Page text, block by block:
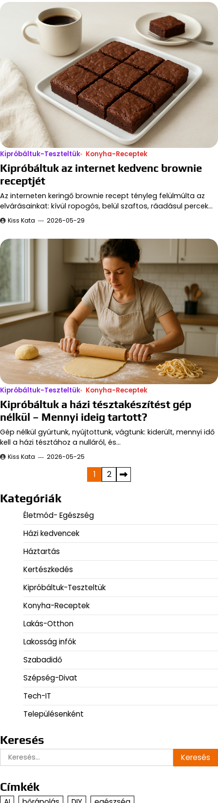
Kipróbáltuk-Teszteltük Konyha-Receptek
Kipróbáltuk az internet kedvenc brownie
receptjét
Az interneten keringő brownie recept tényleg felülmúlta az
elvárásainkat: kívül ropogós, belül szaftos, ráadásul percek…
Kiss Kata 2026-05-29
Kipróbáltuk-Teszteltük Konyha-Receptek
Kipróbáltuk a házi tésztakészítést gép
nélkül – Mennyi ideig tartott?
Gép nélkül gyúrtunk, nyújtottunk, vágtunk: kiderült, mennyi idő
kell a házi tésztához a nulláról, és…
Kiss Kata 2026-05-25
lapozása
1 2
Kategóriák
Életmód- Egészség
Házi kedvencek
Háztartás
Kertészkedés
Kipróbáltuk-Teszteltük
Konyha-Receptek
Lakás-Otthon
Lakosság infók
Szabadidő
Szépség-Divat
Tech-IT
Településenként
Keresés
Keresés:
Címkék